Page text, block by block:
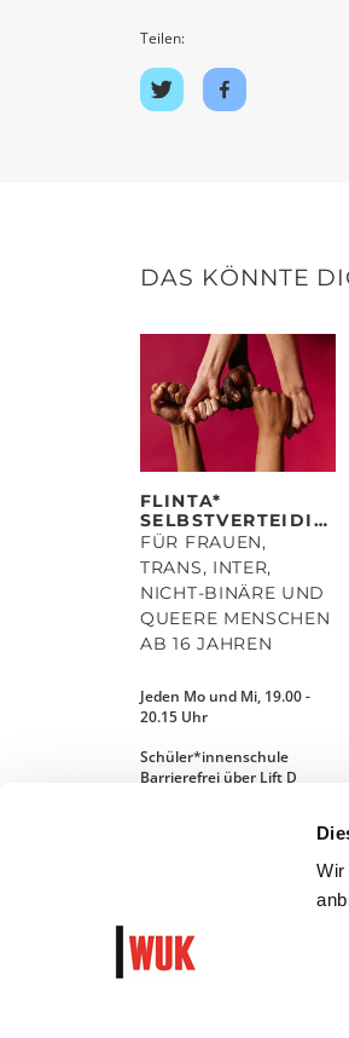
Wir
Teilen:
Auf
Twitter
Auf
Facebook
DAS KÖNNTE
FLINTA*
SELBSTVERTEIDIGUNGSKURS
FÜR FRAUEN,
TRANS, INTER,
NICHT-BINÄRE UND
QUEERE MENSCHEN
AB 16 JAHREN
Jeden Mo und Mi, 19.00 -
20.15 Uhr
Schüler*innenschule
Barrierefrei über Lift D